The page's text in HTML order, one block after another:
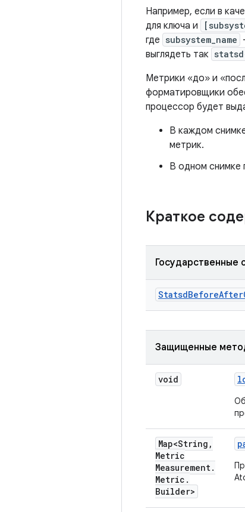
Например, если в
для ключа и
где subsystem_name
выглядеть так
Метрики «до» и
форматировщики
процессор будет
В каждом
метрик.
В одном снимке
Краткое
Государственные
StatsdBeforeAfter
Защищенные
void
Map<String ,
Metric
Measurement.
Metric .
Builder>